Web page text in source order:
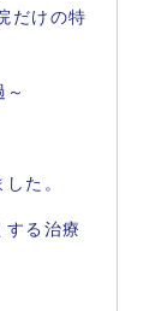
だけの特
た。
する治療